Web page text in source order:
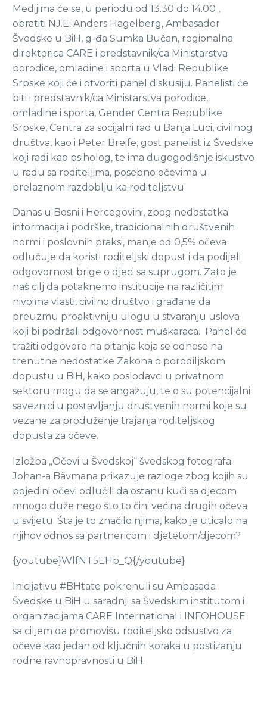
Medijima će se, u periodu od 13.30 do 14.00 ,
obratiti NJ.E. Anders Hagelberg, Ambasador
Švedske u BiH, g-đa Sumka Bučan, regionalna
direktorica CARE i predstavnik/ca Ministarstva
porodice, omladine i sporta u Vladi Republike
Srpske koji će i otvoriti panel diskusiju. Panelisti će
biti i predstavnik/ca Ministarstva porodice,
omladine i sporta, Gender Centra Republike
Srpske, Centra za socijalni rad u Banja Luci, civilnog
društva, kao i Peter Breife, gost panelist iz Švedske
koji radi kao psiholog, te ima dugogodišnje iskustvo
u radu sa roditeljima, posebno očevima u
prelaznom razdoblju ka roditeljstvu.
Danas u Bosni i Hercegovini, zbog nedostatka
informacija i podrške, tradicionalnih društvenih
normi i poslovnih praksi, manje od 0,5% očeva
odlučuje da koristi roditeljski dopust i da podijeli
odgovornost brige o djeci sa suprugom. Zato je
naš cilj da potaknemo institucije na različitim
nivoima vlasti, civilno društvo i građane da
preuzmu proaktivniju ulogu u stvaranju uslova
koji bi podržali odgovornost muškaraca. Panel će
tražiti odgovore na pitanja koja se odnose na
trenutne nedostatke Zakona o porodiljskom
dopustu u BiH, kako poslodavci u privatnom
sektoru mogu da se angažuju, te o su potencijalni
saveznici u postavljanju društvenih normi koje su
vezane za produženje trajanja roditeljskog
dopusta za očeve.
Izložba „Očevi u Švedskoj“ švedskog fotografa
Johan-a Bävmana prikazuje razloge zbog kojih su
pojedini očevi odlučili da ostanu kući sa djecom
mnogo duže nego što to čini većina drugih očeva
u svijetu. Šta je to značilo njima, kako je uticalo na
njihov odnos sa partnericom i djetetom/djecom?
{youtube}WlfNT5EHb_Q{/youtube}
Inicijativu #BHtate pokrenuli su Ambasada
Švedske u BiH u saradnji sa Švedskim institutom i
organizacijama CARE International i INFOHOUSE
sa ciljem da promovišu roditeljsko odsustvo za
očeve kao jedan od ključnih koraka u postizanju
rodne ravnopravnosti u BiH.